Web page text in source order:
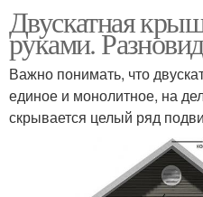
Двускатная
руками.
Важно понимать, что
единое и монолитное, на
скрывается целый ряд